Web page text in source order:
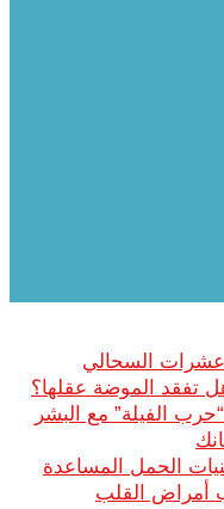
عشرات السحالي
“حرب الفيلة” مع البشر
الحمل المساعدة
أمراض القلب